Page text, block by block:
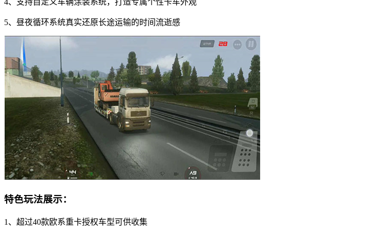
4、支持自定义车辆涂装系统，打造专属个性卡车外观
5、昼夜循环系统真实还原长途运输的时间流逝感
特色玩法展示：
1、超过40款欧系重卡授权车型可供收集